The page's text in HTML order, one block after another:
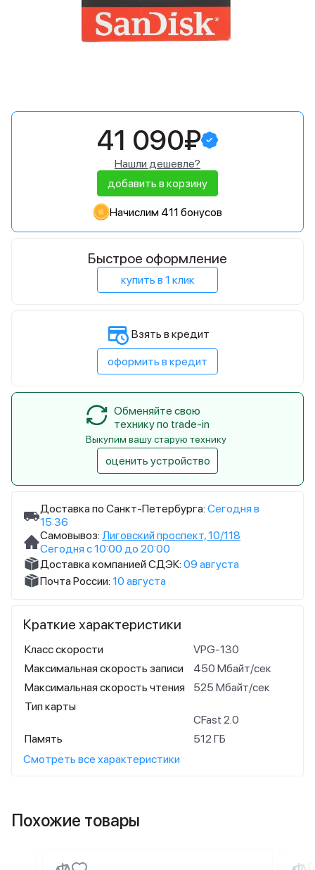
Доставка по Санкт-Петербурга: Сегодня в
15:36
Самовывоз: Лиговский проспект, 10/118
Сегодня с 10:00 до 20:00
Доставка компанией СДЭК: 09 августа
Почта России: 10 августа
Краткие характеристики
Класс скорости
VPG-130
Максимальная скорость записи
450 Мбайт/сек
Максимальная скорость чтения
525 Мбайт/сек
Тип карты
CFast 2.0
Память
512 ГБ
Смотреть все характеристики
41 090₽
Нашли дешевле?
добавить в корзину
Начислим 411 бонусов
Быстрое оформление
купить в 1 клик
Взять в кредит
оформить в кредит
Обменяйте свою
технику по trade-in
Выкупим вашу старую технику
оценить устройство
Похожие товары